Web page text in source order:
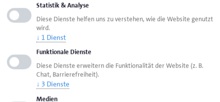
Beruf mit Zukunft
Wie finde ich heraus, was ich will?
Weitere Antworten
Statistik & Analyse
Diese Dienste helfen uns zu verstehen, wie die Website genutzt
wird.
↓ 1 Dienst
Funktionale Dienste
Diese Dienste erweitern die Funktionalität der Website (z. B.
Chat, Barrierefreiheit).
↓ 3 Dienste
Medien